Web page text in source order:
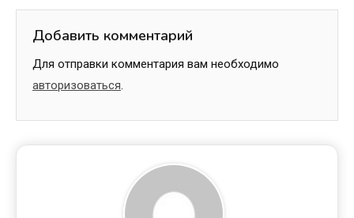
Добавить комментарий
Для отправки комментария вам необходимо
авторизоваться.